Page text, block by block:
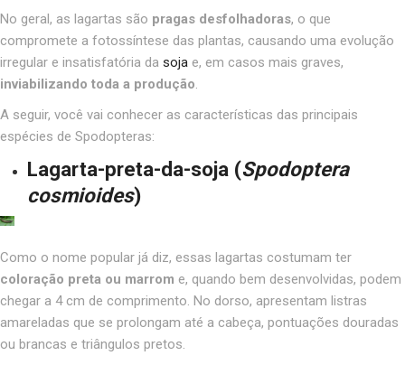
No geral, as lagartas são pragas desfolhadoras, o que
compromete a fotossíntese das plantas, causando uma evolução
irregular e insatisfatória da soja e, em casos mais graves,
inviabilizando toda a produção.
A seguir, você vai conhecer as características das principais
espécies de Spodopteras:
Lagarta-preta-da-soja (Spodoptera
cosmioides)
Como o nome popular já diz, essas lagartas costumam ter
coloração preta ou marrom e, quando bem desenvolvidas, podem
chegar a 4 cm de comprimento. No dorso, apresentam listras
amareladas que se prolongam até a cabeça, pontuações douradas
ou brancas e triângulos pretos.